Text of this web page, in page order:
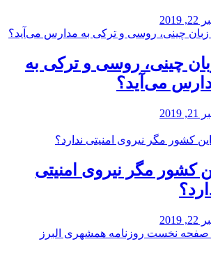
چینی، روسی و ترکی به
می‌آید؟
کشور مگر نیروی امنیتی